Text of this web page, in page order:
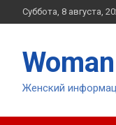
Перейти
к
Суббота, 8 августа,
Женский